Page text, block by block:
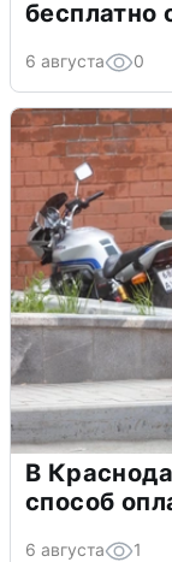
бесплатно
6 августа 0
В
способ
6 августа 1